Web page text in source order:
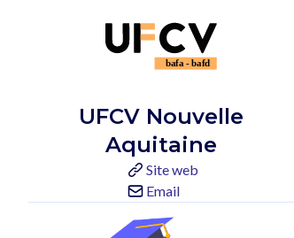
UFCV Nouvelle
Aquitaine
Site web
Email